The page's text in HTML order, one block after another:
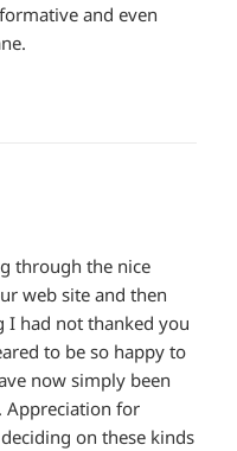
and even
through the nice
web site and then
I had not thanked you
to be so happy to
now simply been
Appreciation for
on these kinds